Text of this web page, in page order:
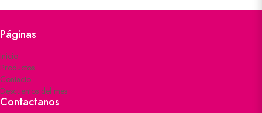
Páginas
Inicio
Productos
Contacto
Descuentos del mes
Contactanos